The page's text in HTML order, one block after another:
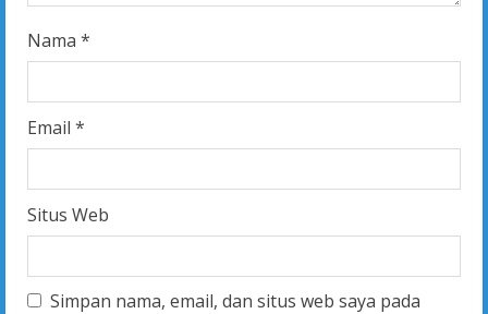
Nama *
Email *
Situs Web
Simpan nama, email, dan situs web saya pada